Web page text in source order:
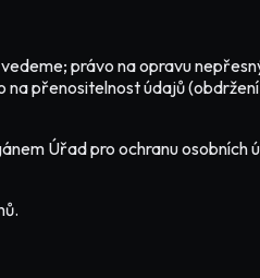
právo na opravu
přenositelnost údajů
Úřad pro ochranu osobních